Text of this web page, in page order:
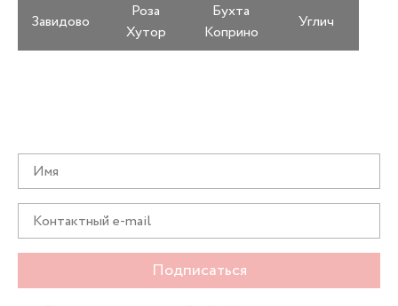
Завидово
Роза
Хутор
Бухта
Коприно
Углич
Подписаться